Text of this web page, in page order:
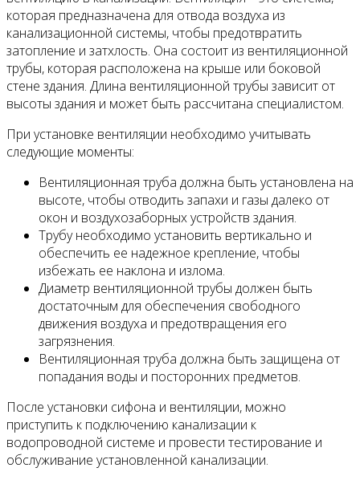
которая предназначена для отвода воздуха из
канализационной системы, чтобы предотвратить
затопление и затхлость. Она состоит из вентиляционной
трубы, которая расположена на крыше или боковой
стене здания. Длина вентиляционной трубы зависит от
высоты здания и может быть рассчитана специалистом.
При установке вентиляции необходимо учитывать
следующие моменты:
Вентиляционная труба должна быть установлена на
высоте, чтобы отводить запахи и газы далеко от
окон и воздухозаборных устройств здания.
Трубу необходимо установить вертикально и
обеспечить ее надежное крепление, чтобы
избежать ее наклона и излома.
Диаметр вентиляционной трубы должен быть
достаточным для обеспечения свободного
движения воздуха и предотвращения его
загрязнения.
Вентиляционная труба должна быть защищена от
попадания воды и посторонних предметов.
После установки сифона и вентиляции, можно
приступить к подключению канализации к
водопроводной системе и провести тестирование и
обслуживание установленной канализации.